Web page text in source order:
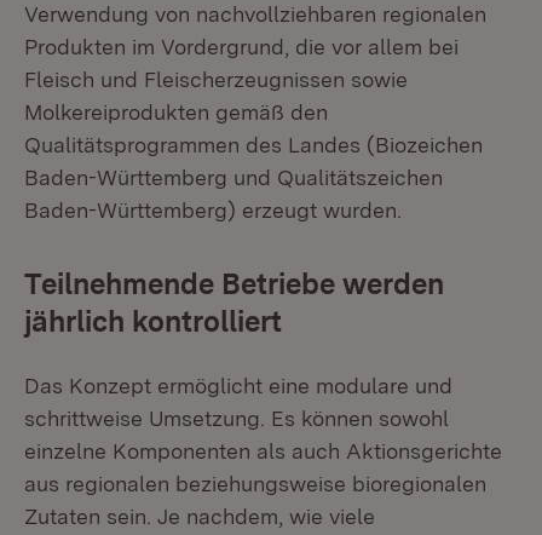
Verwendung von nachvollziehbaren regionalen
Produkten im Vordergrund, die vor allem bei
Fleisch und Fleischerzeugnissen sowie
Molkereiprodukten gemäß den
Qualitätsprogrammen des Landes (Biozeichen
Baden-Württemberg und Qualitätszeichen
Baden-Württemberg) erzeugt wurden.
Teilnehmende Betriebe werden
jährlich kontrolliert
Das Konzept ermöglicht eine modulare und
schrittweise Umsetzung. Es können sowohl
einzelne Komponenten als auch Aktionsgerichte
aus regionalen beziehungsweise bioregionalen
Zutaten sein. Je nachdem, wie viele